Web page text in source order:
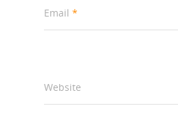
Email *
Website